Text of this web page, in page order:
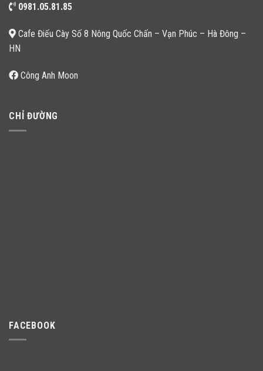
0981.05.81.85
Cafe Điếu Cày Số 8 Nông Quốc Chấn – Vạn Phúc – Hà Đông –
HN
Công Anh Moon
CHỈ ĐƯỜNG
FACEBOOK